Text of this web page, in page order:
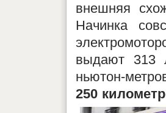
внешняя
Начинка
выдают 313
ньютон-
250